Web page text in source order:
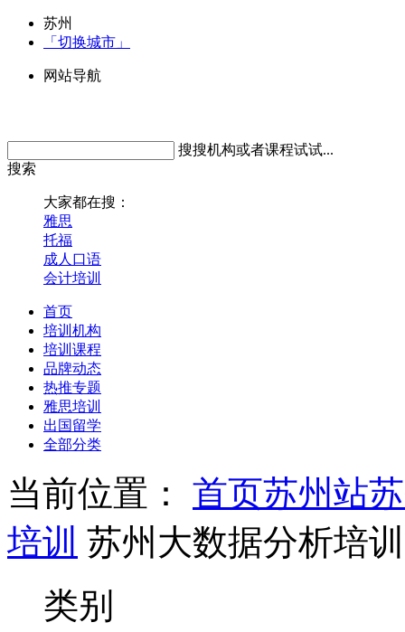
苏州
「切换城市」
网站导航
搜搜机构或者课程试试...
搜索
大家都在搜：
雅思
托福
成人口语
会计培训
首页
培训机构
培训课程
品牌动态
热推专题
雅思培训
出国留学
全部分类
当前位置： 首页苏州站
培训 苏州大数据分析培训
类别